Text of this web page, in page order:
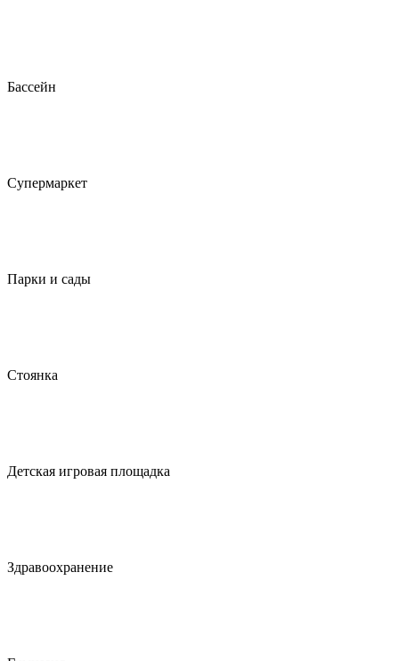
Бассейн
Супермаркет
Парки и сады
Стоянка
Детская игровая площадка
Здравоохранение